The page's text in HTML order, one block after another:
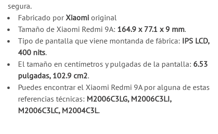
segura.
Fabricado porXiaomioriginal
Tamaño de Xiaomi Redmi 9A: 164.9 x 77.1 x 9 mm.
Tipo de pantalla que viene montanda de fábrica: IPS LCD,
400 nits.
El tamaño en centímetros y pulgadas de la pantalla: 6.53
pulgadas, 102.9 cm2.
Puedes encontrar el Xiaomi Redmi 9A por alguna de estas
referencias técnicas: M2006C3LG, M2006C3LI,
M2006C3LC, M2004C3L.